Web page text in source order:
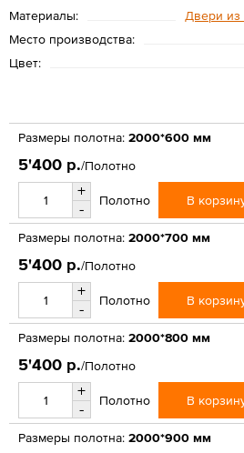
Материалы:
Двери из
Место производства:
Цвет:
Размеры полотна: 2000*600 мм
5'400 р./Полотно
+
-
Полотно В
Размеры полотна: 2000*700 мм
5'400 р./Полотно
+
-
Полотно В
Размеры полотна: 2000*800 мм
5'400 р./Полотно
+
-
Полотно В
Размеры полотна: 2000*900 мм